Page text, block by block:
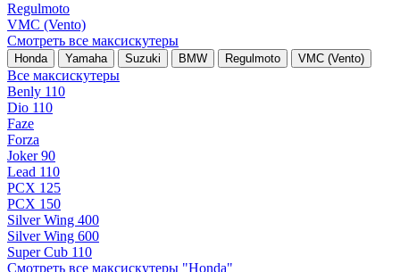
Regulmoto
VMC (Vento)
Смотреть все максискутеры
Honda Yamaha Suzuki BMW Regulmoto VMC (Vento)
Все максискутеры
Benly 110
Dio 110
Faze
Forza
Joker 90
Lead 110
PCX 125
PCX 150
Silver Wing 400
Silver Wing 600
Super Cub 110
Смотреть все максискутеры "Honda"